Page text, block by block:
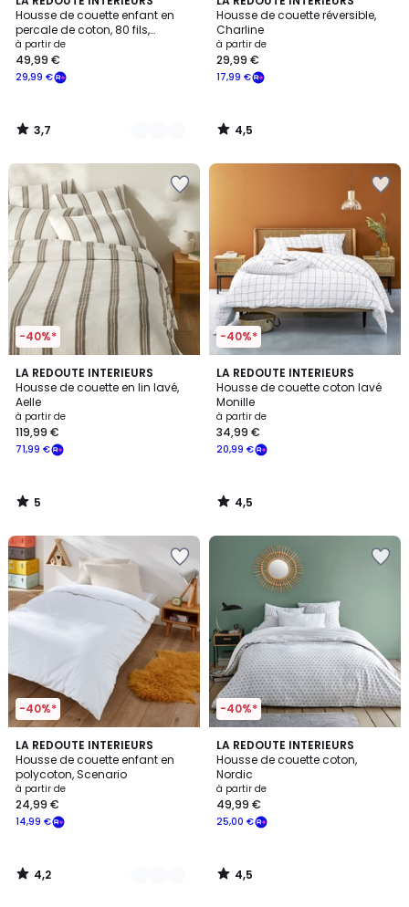
Housse de couette enfant en
percale de coton, 80 fils,
Scénario
à partir de
29,99 €
49,99 €
/ 5
Couleurs
3,7
/
Housse de couette réversible,
Charline
à partir de
17,99 €
29,99 €
/ 5
4,5
/
-40%*
LA REDOUTE INTERIEURS
Housse de couette en lin lavé,
Aelle
à partir de
71,99 €
119,99 €
5
/
5
5
/
-40%*
LA REDOUTE INTERIEURS
Housse de couette coton lavé
Monille
à partir de
20,99 €
34,99 €
4,5
/ 5
4,5
/
-40%*
LA REDOUTE INTERIEURS
Housse de couette enfant en
polycoton, Scenario
à partir de
14,99 €
24,99 €
4,2
/ 5
15
Couleurs
4,2
/
-40%*
LA REDOUTE INTERIEURS
Housse de couette coton,
Nordic
à partir de
25,00 €
49,99 €
4,5
/ 5
4,5
/